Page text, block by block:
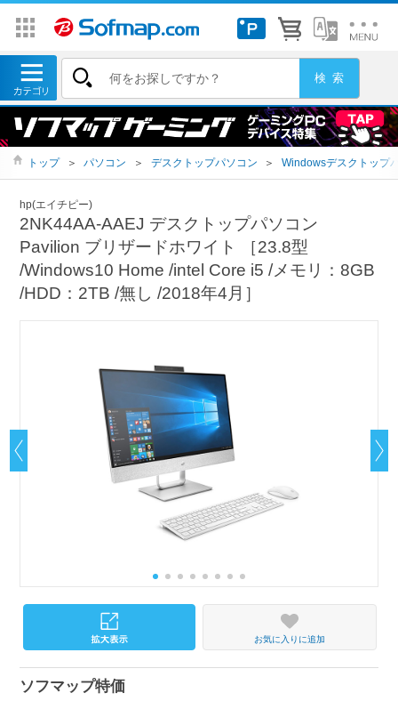
トップ ＞ パソコン ＞ デスクトップパソコン ＞ Windowsデスクトップ
hp(エイチピー)
2NK44AA-AAEJ デスクトップパソコン
Pavilion ブリザードホワイト ［23.8型
/Windows10 Home /intel Core i5 /メモリ：8GB
/HDD：2TB /無し /2018年4月］
お気に入りに追加
ソフマップ特価